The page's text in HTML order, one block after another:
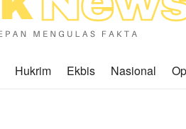
Hukrim Ekbis Nasional